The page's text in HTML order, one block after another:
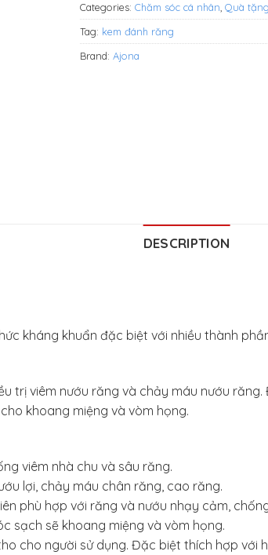
Categories:Chăm sóc cá nhân ,Quà
Tag: kem đánh răng
Brand:Ajona
DESCRIPTION
kháng khuẩn đặc biệt với nhiều thành
trị viêm nướu răng và chảy máu nướu
khoang miệng và vòm họng.
viêm nhà chu và sâu răng.
lợi, chảy máu chân răng, cao răng.
phù hợp với răng và nướu nhạy cảm,
sạch sẽ khoang miệng và vòm họng.
cho người sử dụng. Đặc biệt thích hợp với